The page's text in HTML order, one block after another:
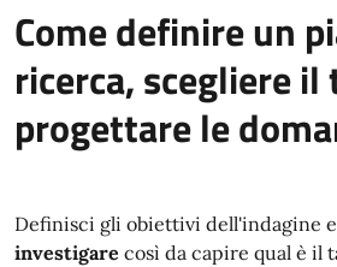
Come definire un
ricerca, scegliere il
progettare le
Definisci gli obiettivi dell'indagine e
investigare così da capire qual è il